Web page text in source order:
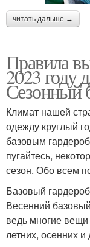
читать дальше →
Правила
2023 году
Сезонный
Климат нашей
одежду круглый
базовым
пугайтесь,
сезон. Обо всем
Базовый
Весенний
ведь многие вещи
летних, осенних